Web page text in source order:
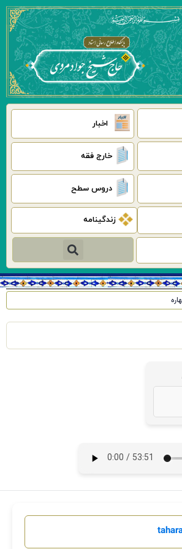
اخبار
خارج فقه
دروس سطح
زندگینامه
جستجو